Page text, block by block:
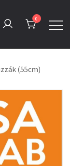
0
(55cm)